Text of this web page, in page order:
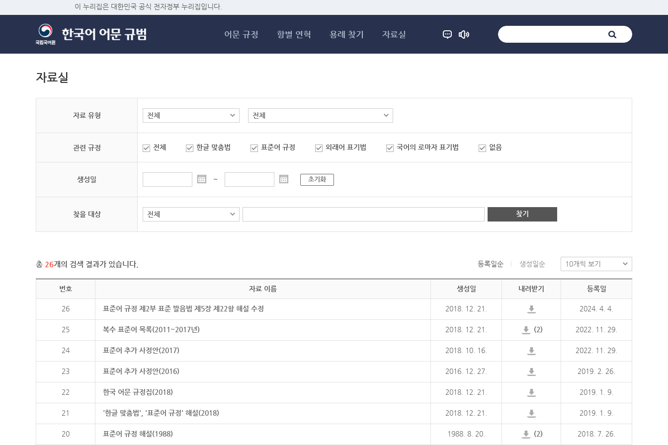
이 누리집은 대한민국 공식 전자정부 누리집입니다.
어문 규정 항별 연혁 용례 찾기 자료실
자료실
자료 유형
관련 규정 전체 한글 맞춤법 표준어 규정 외래어 표기법 국어의 로마자 표기법 없음
생성일 ~ 초기화
찾을 대상 찾기
총 26개의 검색 결과가 있습니다. 등록일순 생성일순
번호 자료 이름 생성일 내려받기 등록일
26 표준어 규정 제2부 표준 발음법 제5장 제22항 해설 수정 2018. 12. 21. 2024. 4. 4.
25 복수 표준어 목록(2011~2017년) 2018. 12. 21. (2) 2022. 11. 29.
24 표준어 추가 사정안(2017) 2018. 10. 16. 2022. 11. 29.
23 표준어 추가 사정안(2016) 2016. 12. 27. 2019. 2. 26.
22 한국 어문 규정집(2018) 2018. 12. 21. 2019. 1. 9.
21 '한글 맞춤법', '표준어 규정' 해설(2018) 2018. 12. 21. 2019. 1. 9.
20 표준어 규정 해설(1988) 1988. 8. 20. (2) 2018. 7. 26.